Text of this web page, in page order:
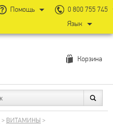
Корзина
> ВИТАМИНЫ >
Помощь
0 800 755 745
Язык